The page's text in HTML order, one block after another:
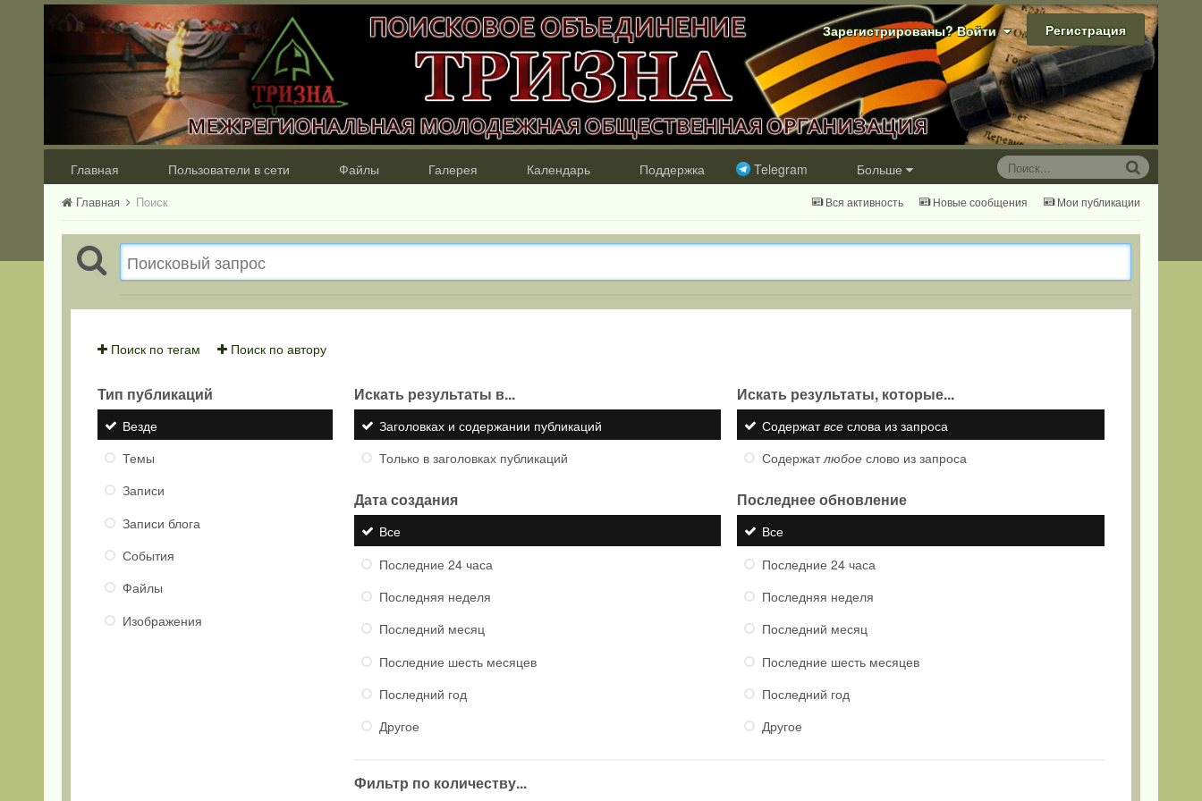
Зарегистрированы? Войти Регистрация
Главная Пользователи в сети Файлы Галерея Календарь Поддержка Telegram Больше
Вся активность Новые сообщения Мои публикации
Главная Поиск
Поиск по тегам Поиск по автору
Тип публикаций
Везде
Темы
Записи
Записи блога
События
Файлы
Изображения
Искать результаты в...
Заголовках и содержании публикаций
Только в заголовках публикаций
Искать результаты, которые...
Содержатвсе слова из запроса
Содержатлюбое слово из запроса
Дата создания
Все
Последние 24 часа
Последняя неделя
Последний месяц
Последние шесть месяцев
Последний год
Другое
Последнее обновление
Все
Последние 24 часа
Последняя неделя
Последний месяц
Последние шесть месяцев
Последний год
Другое
Фильтр по количеству...